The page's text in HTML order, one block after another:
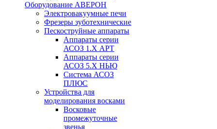
Оборудование АВЕРОН
Электровакуумные печи
Фрезеры зуботехнические
Пескоструйные аппараты
Аппараты серии
АСОЗ 1.Х АРТ
Аппараты серии
АСОЗ 5.Х НЬЮ
Система АСОЗ
ПЛЮС
Устройства для
моделирования восками
Восковые
промежуточные
звенья